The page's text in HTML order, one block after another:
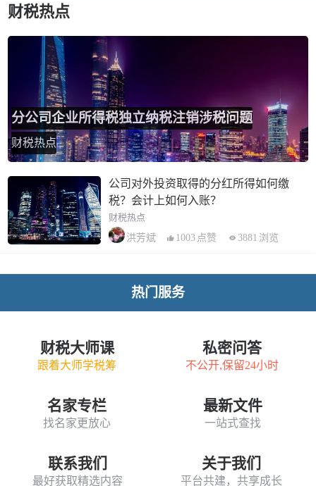
财税热点
分公司企业所得税独立纳税注销涉税问题
财税热点
公司对外投资取得的分红所得如何缴
税？会计上如何入账？
财税热点
洪芳斌
1003 点赞 3881 浏览
热门服务
财税大师课
跟着大师学税筹
私密问答
不公开,保留24小时
名家专栏
找名家更放心
最新文件
一站式查找
联系我们
最好获取精选内容
关于我们
平台共建，共享成长